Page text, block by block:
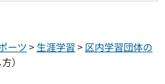
ーツ > 生涯学習 > 区内学習団体の
）